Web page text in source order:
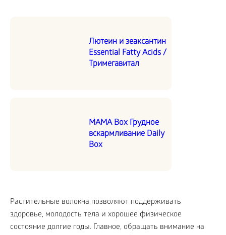
Лютеин и зеаксантин
Essential Fatty Acids /
Тримегавитал
MAMA Box Грудное
вскармливание Daily
Box
Растительные волокна позволяют поддерживать
здоровье, молодость тела и хорошее физическое
состояние долгие годы. Главное, обращать внимание на